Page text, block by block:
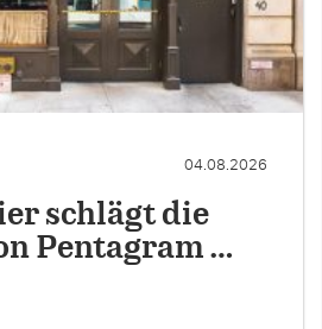
04.08.2026
schlägt die
Pentagram …